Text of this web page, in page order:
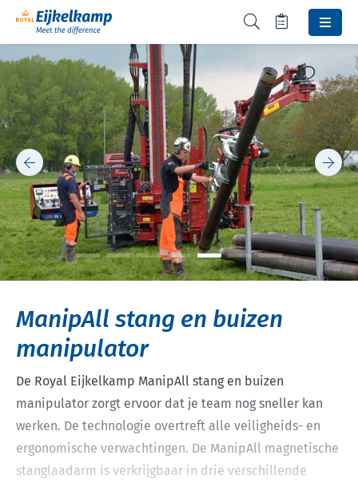
ManipAll stang en buizen
manipulator
De Royal Eijkelkamp ManipAll stang en buizen
manipulator zorgt ervoor dat je team nog sneller kan
werken. De technologie overtreft alle veiligheids- en
ergonomische verwachtingen. De ManipAll magnetische
stanglaadarm is verkrijgbaar in drie verschillende